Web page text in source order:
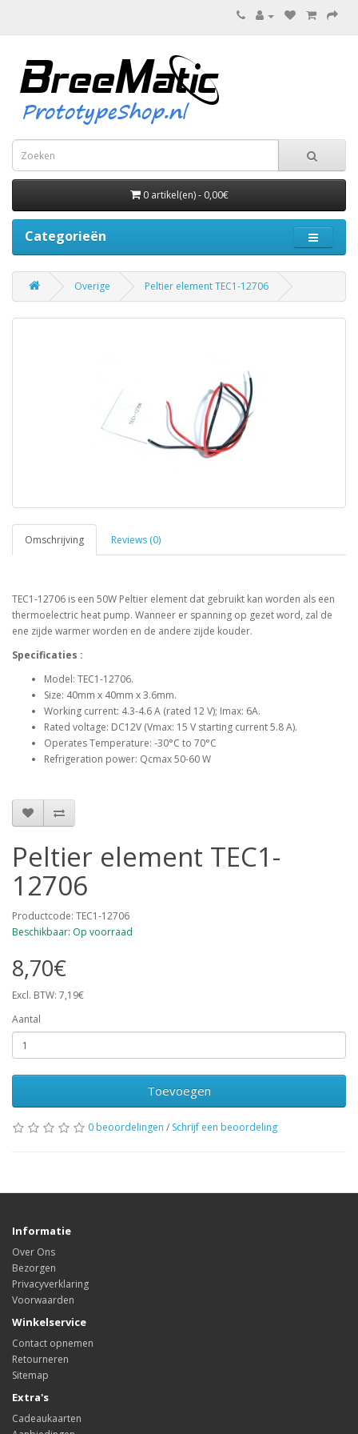
0 artikel(en) - 0,00€
Categorieën
Overige Peltier element TEC1-12706
Omschrijving Reviews (0)
TEC1-12706 is een 50W Peltier element dat gebruikt kan worden als een
thermoelectric heat pump. Wanneer er spanning op gezet word, zal de
ene zijde warmer worden en de andere zijde kouder.
Specificaties :
Model: TEC1-12706.
Size: 40mm x 40mm x 3.6mm.
Working current: 4.3-4.6 A (rated 12 V); Imax: 6A.
Rated voltage: DC12V (Vmax: 15 V starting current 5.8 A).
Operates Temperature: -30°C to 70°C
Refrigeration power: Qcmax 50-60 W
Peltier element TEC1-
12706
Productcode: TEC1-12706
Beschikbaar: Op voorraad
8,70€
Excl. BTW: 7,19€
Aantal
Toevoegen
0 beoordelingen / Schrijf een beoordeling
Informatie
Over Ons
Bezorgen
Privacyverklaring
Voorwaarden
Winkelservice
Contact opnemen
Retourneren
Sitemap
Extra's
Cadeaukaarten